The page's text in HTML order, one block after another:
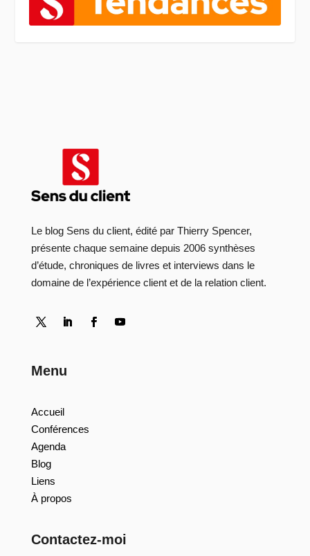
Le blog Sens du client, édité par Thierry Spencer,
présente chaque semaine depuis 2006 synthèses
d’étude, chroniques de livres et interviews dans le
domaine de l’expérience client et de la relation client.
Menu
Accueil
Conférences
Agenda
Blog
Liens
À propos
Contactez-moi